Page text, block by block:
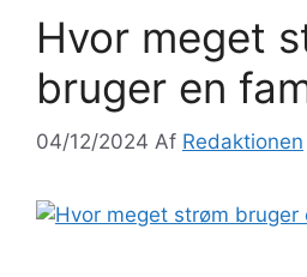
Hvor meget
bruger en
04/12/2024 Af Redaktionen